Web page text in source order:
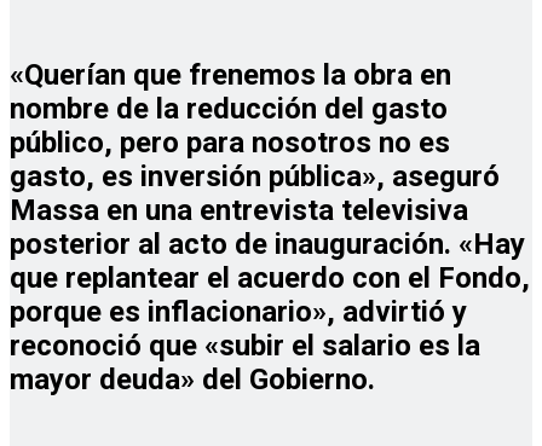
«Querían que frenemos la obra en
nombre de la reducción del gasto
público, pero para nosotros no es
gasto, es inversión pública», aseguró
Massa en una entrevista televisiva
posterior al acto de inauguración. «Hay
que replantear el acuerdo con el Fondo,
porque es inflacionario», advirtió y
reconoció que «subir el salario es la
mayor deuda» del Gobierno.